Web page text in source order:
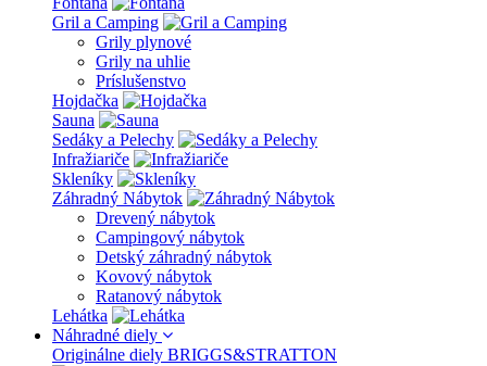
Gril a Camping
Grily plynové
Grily na uhlie
Príslušenstvo
Hojdačka
Sauna
Sedáky a Pelechy
Infražiariče
Skleníky
Záhradný Nábytok
Drevený nábytok
Campingový nábytok
Detský záhradný nábytok
Kovový nábytok
Ratanový nábytok
Lehátka
Náhradné diely
Originálne diely BRIGGS&STRATTON